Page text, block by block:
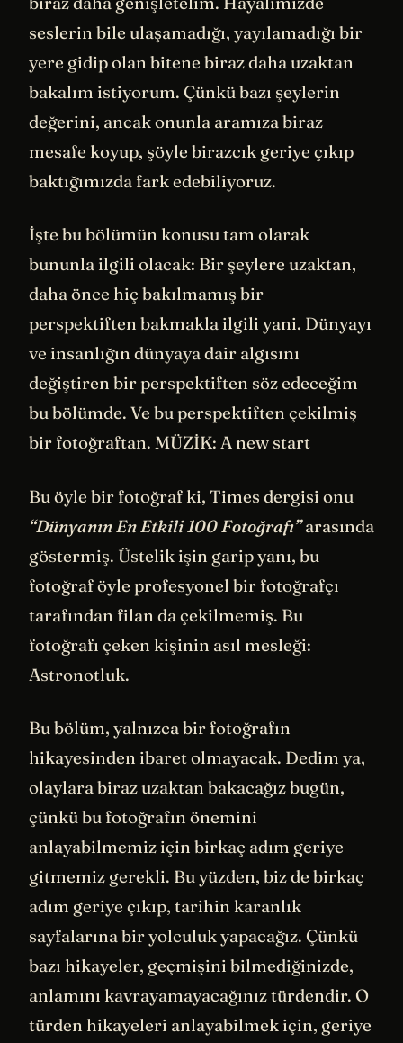
seslerin bile ulaşamadığı, yayılamadığı bir
yere gidip olan bitene biraz daha uzaktan
bakalım istiyorum. Çünkü bazı şeylerin
değerini, ancak onunla aramıza biraz
mesafe koyup, şöyle birazcık geriye çıkıp
baktığımızda fark edebiliyoruz.
İşte bu bölümün konusu tam olarak
bununla ilgili olacak: Bir şeylere uzaktan,
daha önce hiç bakılmamış bir
perspektiften bakmakla ilgili yani. Dünyayı
ve insanlığın dünyaya dair algısını
değiştiren bir perspektiften söz edeceğim
bu bölümde. Ve bu perspektiften çekilmiş
bir fotoğraftan. MÜZİK: A new start
Bu öyle bir fotoğraf ki, Times dergisi onu
“Dünyanın En Etkili 100 Fotoğrafı”arasında
göstermiş. Üstelik işin garip yanı, bu
fotoğraf öyle profesyonel bir fotoğrafçı
tarafından filan da çekilmemiş. Bu
fotoğrafı çeken kişinin asıl mesleği:
Astronotluk.
Bu bölüm, yalnızca bir fotoğrafın
hikayesinden ibaret olmayacak. Dedim ya,
olaylara biraz uzaktan bakacağız bugün,
çünkü bu fotoğrafın önemini
anlayabilmemiz için birkaç adım geriye
gitmemiz gerekli. Bu yüzden, biz de birkaç
adım geriye çıkıp, tarihin karanlık
sayfalarına bir yolculuk yapacağız. Çünkü
bazı hikayeler, geçmişini bilmediğinizde,
anlamını kavrayamayacağınız türdendir. O
türden hikayeleri anlayabilmek için, geriye